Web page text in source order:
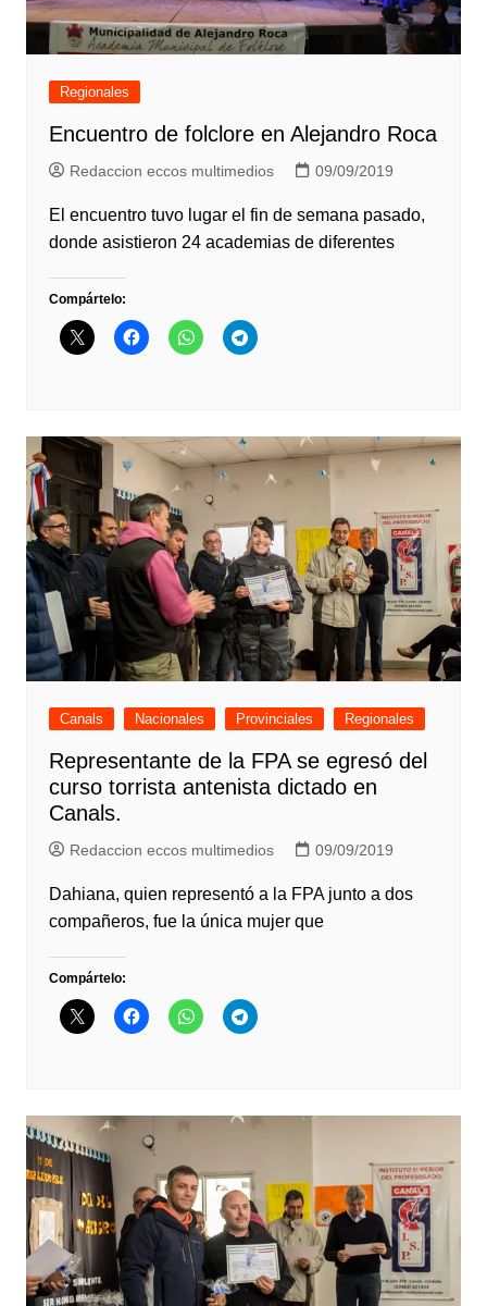
Regionales
Encuentro de folclore en Alejandro Roca
Redaccion eccos multimedios 09/09/2019
El encuentro tuvo lugar el fin de semana pasado,
donde asistieron 24 academias de diferentes
Compártelo:
Canals Nacionales Provinciales Regionales
Representante de la FPA se egresó del
curso torrista antenista dictado en
Canals.
Redaccion eccos multimedios 09/09/2019
Dahiana, quien representó a la FPA junto a dos
compañeros, fue la única mujer que
Compártelo: